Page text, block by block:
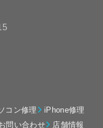
コン修理
iPhone修理
問い合わせ
店舗情報